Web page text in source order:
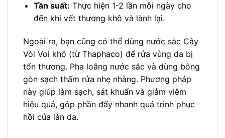
Tần suất: Thực hiện 1-2 lần mỗi ngày cho
đến khi vết thương khô và lành lại.
Ngoài ra, bạn cũng có thể dùng nước sắc Cây
Vòi Voi khô (từ Thaphaco) để rửa vùng da bị
tổn thương. Pha loãng nước sắc và dùng bông
gòn sạch thấm rửa nhẹ nhàng. Phương pháp
này giúp làm sạch, sát khuẩn và giảm viêm
hiệu quả, góp phần đẩy nhanh quá trình phục
hồi của làn da.